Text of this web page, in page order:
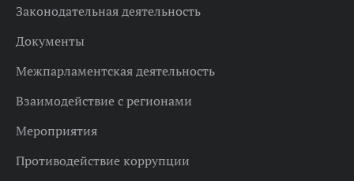
Законодательная деятельность
Документы
Межпарламентская деятельность
Взаимодействие с регионами
Мероприятия
Противодействие коррупции